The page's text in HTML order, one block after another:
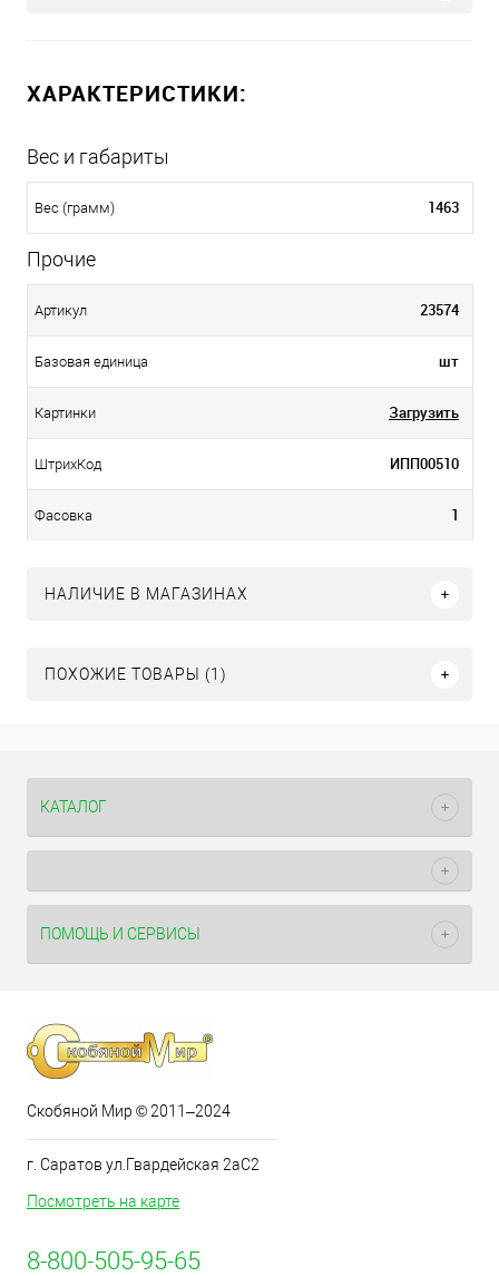
ХАРАКТЕРИСТИКИ:
Вес и габариты
Вес (грамм) 1463
Прочие
Артикул 23574
Базовая единица шт
Картинки Загрузить
ШтрихКод ИПП00510
Фасовка 1
НАЛИЧИЕ В МАГАЗИНАХ
ПОХОЖИЕ ТОВАРЫ (1)
КАТАЛОГ
ПОМОЩЬ И СЕРВИСЫ
Скобяной Мир © 2011–2024
г. Саратов ул.Гвардейская 2аС2
Посмотреть на карте
8-800-505-95-65